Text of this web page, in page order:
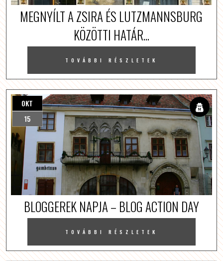
MEGNYÍLT A ZSIRA ÉS LUTZMANNSBURG
KÖZÖTTI HATÁR...
TOVÁBBI RÉSZLETEK
OKT
15
BLOGGEREK NAPJA – BLOG ACTION DAY
TOVÁBBI RÉSZLETEK